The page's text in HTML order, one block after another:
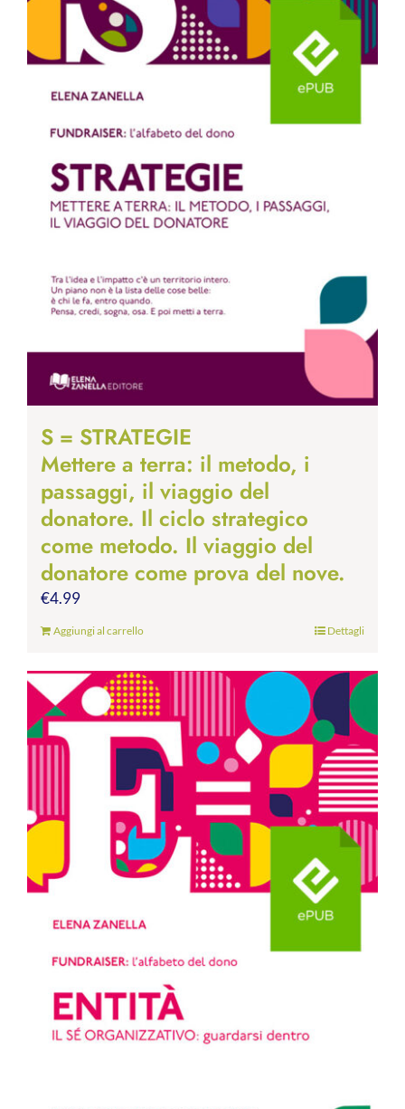
S = STRATEGIE
Mettere a terra: il metodo, i
passaggi, il viaggio del
donatore. Il ciclo strategico
come metodo. Il viaggio del
donatore come prova del nove.
€4.99
Aggiungi al carrello Dettagli